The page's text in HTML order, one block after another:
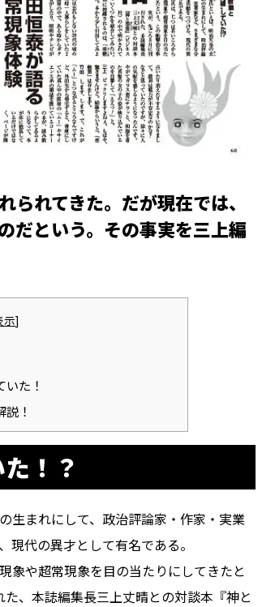
れてきた。だが現在では、
だという。その事実を三上編
示]
た！
！
！？
生まれにして、政治評論家・作家・実業
代の異才として有名である。
象や超常現象を目の当たりにしてきたと
、本誌編集長三上丈晴との対談本『神と